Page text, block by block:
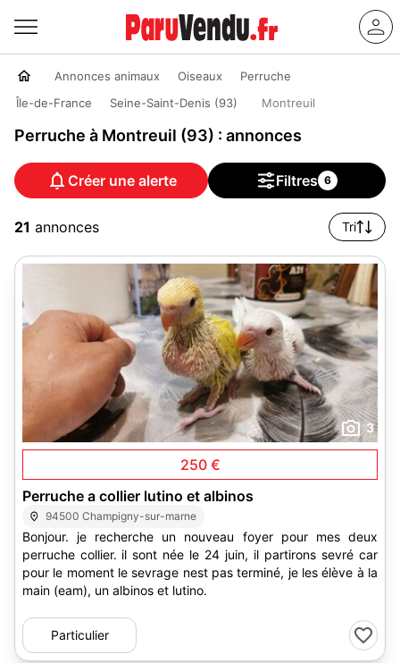
Annonces animaux Oiseaux
Perruche
Île-de-France
Seine-Saint-Denis (93) Montreuil
Perruche à Montreuil (93) : annonces
Créer une alerte Filtres 6
21 annonces Tri
3
250 €
Perruche a collier lutino et albinos
94500 Champigny-sur-marne
Bonjour. je recherche un nouveau foyer pour mes deux
perruche collier. il sont née le 24 juin, il partirons sevré car
pour le moment le sevrage nest pas terminé, je les élève à la
main (eam), un albinos et lutino.
Particulier